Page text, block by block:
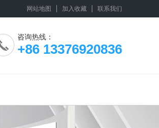
网站地图 加入收藏 联系我们
咨询热线：
+86 13376920836